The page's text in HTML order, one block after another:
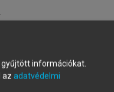
alapjai
információkat.
az adatvédelmi